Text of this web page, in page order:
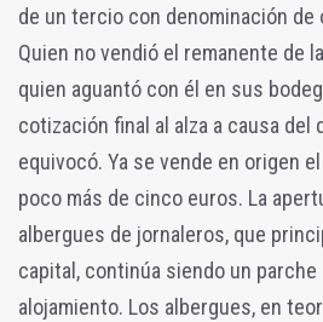
de un tercio con denominación de
Quien no vendió el remanente de
quien aguantó con él en sus
cotización final al alza a causa del
equivocó. Ya se vende en origen
poco más de cinco euros. La
albergues de jornaleros, que
capital, continúa siendo un
alojamiento. Los albergues, en